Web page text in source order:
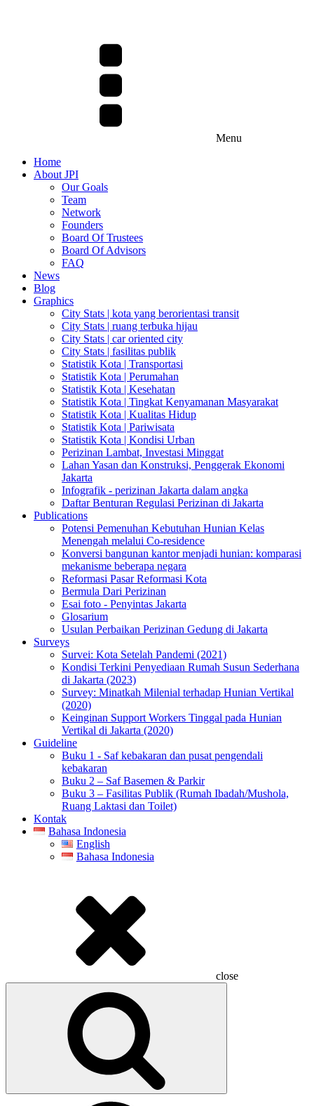
Menu
Home
About JPI
Our Goals
Team
Network
Founders
Board Of Trustees
Board Of Advisors
FAQ
News
Blog
Graphics
City Stats | kota yang berorientasi transit
City Stats | ruang terbuka hijau
City Stats | car oriented city
City Stats | fasilitas publik
Statistik Kota | Transportasi
Statistik Kota | Perumahan
Statistik Kota | Kesehatan
Statistik Kota | Tingkat Kenyamanan Masyarakat
Statistik Kota | Kualitas Hidup
Statistik Kota | Pariwisata
Statistik Kota | Kondisi Urban
Perizinan Lambat, Investasi Minggat
Lahan Yasan dan Konstruksi, Penggerak Ekonomi
Jakarta
Infografik - perizinan Jakarta dalam angka
Daftar Benturan Regulasi Perizinan di Jakarta
Publications
Potensi Pemenuhan Kebutuhan Hunian Kelas
Menengah melalui Co-residence
Konversi bangunan kantor menjadi hunian: komparasi
mekanisme beberapa negara
Reformasi Pasar Reformasi Kota
Bermula Dari Perizinan
Esai foto - Penyintas Jakarta
Glosarium
Usulan Perbaikan Perizinan Gedung di Jakarta
Surveys
Survei: Kota Setelah Pandemi (2021)
Kondisi Terkini Penyediaan Rumah Susun Sederhana
di Jakarta (2023)
Survey: Minatkah Milenial terhadap Hunian Vertikal
(2020)
Keinginan Support Workers Tinggal pada Hunian
Vertikal di Jakarta (2020)
Guideline
Buku 1 - Saf kebakaran dan pusat pengendali
kebakaran
Buku 2 – Saf Basemen & Parkir
Buku 3 – Fasilitas Publik (Rumah Ibadah/Mushola,
Ruang Laktasi dan Toilet)
Kontak
Bahasa Indonesia
English
Bahasa Indonesia
close